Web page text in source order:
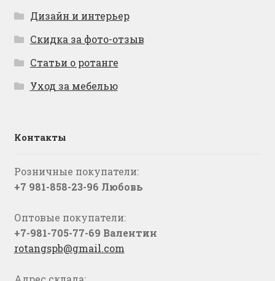
Дизайн и интерьер
Скидка за фото-отзыв
Статьи о ротанге
Уход за мебелью
Контакты
Розничные покупатели:
+7 981-858-23-96 Любовь
Оптовые покупатели:
+7-981-705-77-69 Валентин
rotangspb@gmail.com